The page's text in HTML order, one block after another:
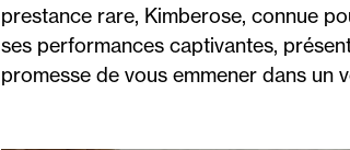
prestance rare, Kimberose, connue
ses performances captivantes,
promesse de vous emmener dans un